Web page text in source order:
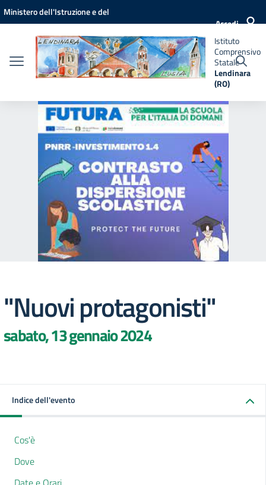
Vai ai contenuti
Vai al menu di navigazione
Vai al footer
Ministero dell'Istruzione e del
Accedi
Istituto
Comprensivo
Lendinara
(RO)
Istituto
Comprensivo
Statale
Lendinara
(RO)
"Nuovi protagonisti"
sabato, 13 gennaio 2024
Indice dell'evento
Cos'è
Dove